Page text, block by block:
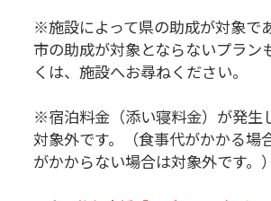
※施設によって県の助成が対象で
市の助成が対象とならないプラン
くは、施設へお尋ねください。
※宿泊料金（添い寝料金）が発生
対象外です。（食事代がかかる場
がかからない場合は対象外です。）